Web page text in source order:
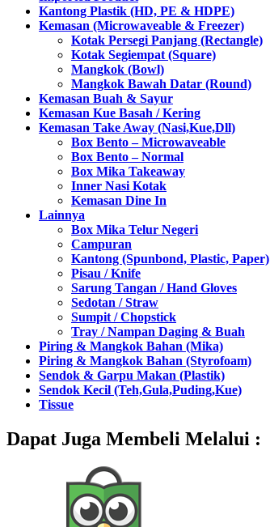
Kantong Plastik (HD, PE & HDPE)
Kemasan (Microwaveable & Freezer)
Kotak Persegi Panjang (Rectangle)
Kotak Segiempat (Square)
Mangkok (Bowl)
Mangkok Bawah Datar (Round)
Kemasan Buah & Sayur
Kemasan Kue Basah / Kering
Kemasan Take Away (Nasi,Kue,Dll)
Box Bento – Microwaveable
Box Bento – Normal
Box Mika Takeaway
Inner Nasi Kotak
Kemasan Dine In
Lainnya
Box Mika Telur Negeri
Campuran
Kantong (Spunbond, Plastic, Paper)
Pisau / Knife
Sarung Tangan / Hand Gloves
Sedotan / Straw
Sumpit / Chopstick
Tray / Nampan Daging & Buah
Piring & Mangkok Bahan (Mika)
Piring & Mangkok Bahan (Styrofoam)
Sendok & Garpu Makan (Plastik)
Sendok Kecil (Teh,Gula,Puding,Kue)
Tissue
Dapat Juga Membeli Melalui :